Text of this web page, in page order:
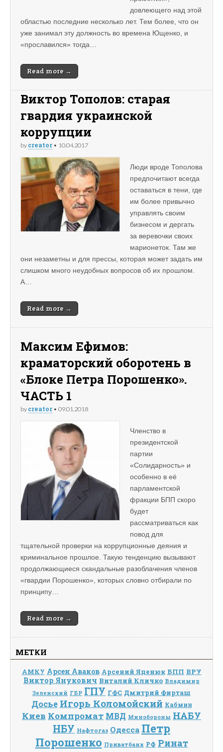
довлеющего над этой
областью последние несколько лет. Тем более, что он
уже занимал эту должность во времена Ющенко, и
«прославился» тогда…
Read more →
Виктор Тополов: старая
гвардия украинской
коррупции
by creator• 10.04.2017
Люди вроде Тополова
предпочитают всегда
оставаться в тени, где
им более привычно
управлять своим
бизнесом и дергать
за веревочки своих
марионеток. Там же
они незаметны и для прессы, которая может задать им
слишком много неудобных вопросов об их прошлом.
А…
Read more →
Максим Ефимов:
краматорский оборотень в
«Блоке Петра Порошенко».
ЧАСТЬ 1
by creator• 09.01.2018
Членство в
президентской
партии
«Солидарность» и
особенно в её
парламентской
фракции БПП скоро
будет
рассматриваться как
повод для
тщательной проверки на коррупционные деяния и
криминальное прошлое. Такую тенденцию вызывают
продолжающиеся скандальные разоблачения членов
«гвардии Порошенко», которых словно отбирали по
принципу…
Read more →
МЕТКИ
АМКУ Арсен Аваков Арсений Яценюк БПП ВРУ
Виктор Янукович Виталий Кличко Владимир
Зеленский ГБР ГПУ ГФС Дмитрий Фирташ
Досье Игорь Коломойский Кабмин
Киев Компромат МВД Минобороны НАБУ
НБУ Нафтогаз Одесса Петр
Порошенко Приватбанк РФ Ринат